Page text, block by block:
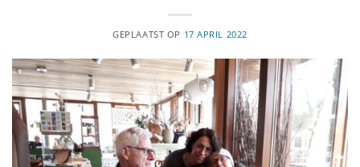
GEPLAATST OP 17 APRIL 2022